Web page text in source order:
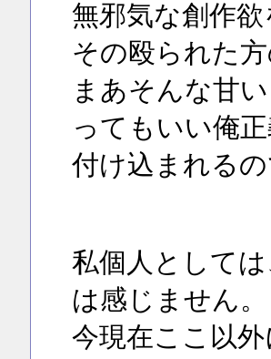
無邪気な創作
その殴られた
まあそんな甘
ってもいい俺
付け込まれる
私個人として
は感じません。
今現在ここ以